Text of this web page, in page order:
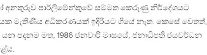
පාර්ලිමේන්තුවේ සම්මත කෙරුණු නිර්දේශයට
මැතිණිය අධිකරණයක් ඉදිරියට ගියේ නැත. කෙසේ වෙතත්,
පදනම මත, 1986 ජනවාරි මාසයේ, ජනාධිපති ජයවර්ධන